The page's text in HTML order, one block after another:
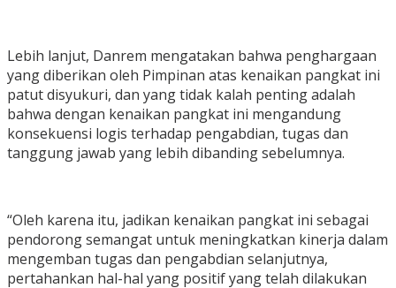
Lebih lanjut, Danrem mengatakan bahwa penghargaan
yang diberikan oleh Pimpinan atas kenaikan pangkat ini
patut disyukuri, dan yang tidak kalah penting adalah
bahwa dengan kenaikan pangkat ini mengandung
konsekuensi logis terhadap pengabdian, tugas dan
tanggung jawab yang lebih dibanding sebelumnya.
“Oleh karena itu, jadikan kenaikan pangkat ini sebagai
pendorong semangat untuk meningkatkan kinerja dalam
mengemban tugas dan pengabdian selanjutnya,
pertahankan hal-hal yang positif yang telah dilakukan